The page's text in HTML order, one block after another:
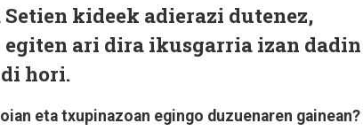
kideek adierazi dutenez,
ari dira ikusgarria izan dadin
hori.
eta txupinazoan egingo duzuenaren gainean?